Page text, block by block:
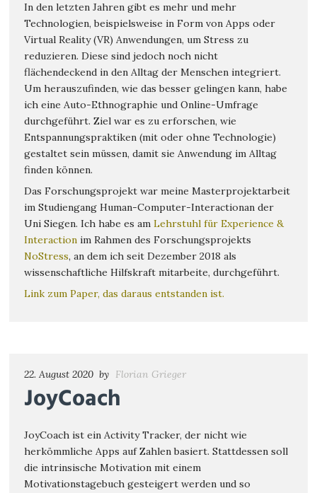
In den letzten Jahren gibt es mehr und mehr
Technologien, beispielsweise in Form von Apps oder
Virtual Reality (VR) Anwendungen, um Stress zu
reduzieren. Diese sind jedoch noch nicht
flächendeckend in den Alltag der Menschen integriert.
Um herauszufinden, wie das besser gelingen kann, habe
ich eine Auto-Ethnographie und Online-Umfrage
durchgeführt. Ziel war es zu erforschen, wie
Entspannungspraktiken (mit oder ohne Technologie)
gestaltet sein müssen, damit sie Anwendung im Alltag
finden können.
Das Forschungsprojekt war meine Masterprojektarbeit
im Studiengang Human-Computer-Interactionan der
Uni Siegen. Ich habe es amLehrstuhl für Experience &
Interaction im Rahmen des Forschungsprojekts
NoStress, an dem ich seit Dezember 2018 als
wissenschaftliche Hilfskraft mitarbeite, durchgeführt.
Link zum Paper, das daraus entstanden ist.
22. August 2020 by Florian Grieger
JoyCoach
JoyCoach ist ein Activity Tracker, der nicht wie
herkömmliche Apps auf Zahlen basiert. Stattdessen soll
die intrinsische Motivation mit einem
Motivationstagebuch gesteigert werden und so